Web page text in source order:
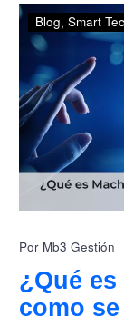
Blog Smart
Por Mb3 Gestión
¿Qué
como